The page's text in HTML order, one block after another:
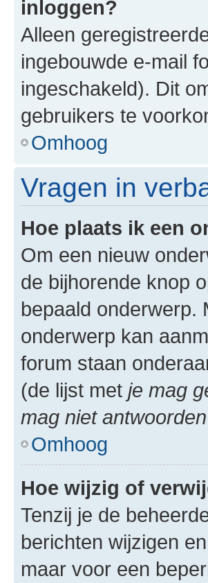
inloggen?
Alleen
ingebouwde e-mail
ingeschakeld). Dit
gebruikers te
Omhoog
Vragen in
Hoe plaats ik een
Om een nieuw
de bijhorende knop
bepaald onderwerp.
onderwerp kan
forum staan
(de lijst met je mag
mag niet
Omhoog
Hoe wijzig of
Tenzij je de
berichten wijzigen
maar voor een